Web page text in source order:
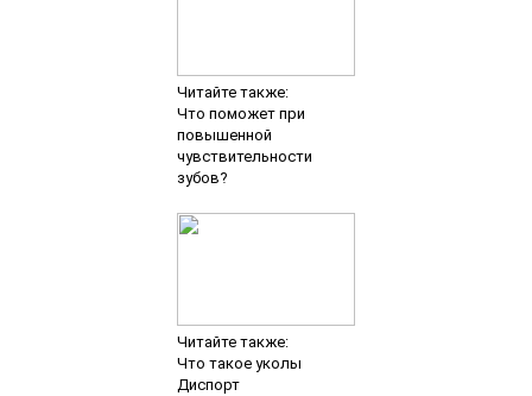
Читайте также:
Что поможет при
повышенной
чувствительности
зубов?
Читайте также:
Что такое уколы
Диспорт